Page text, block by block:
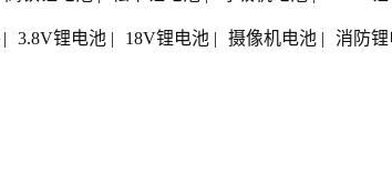
| 3.8V锂电池 | 18V锂电池 | 摄像机电池 | 消防